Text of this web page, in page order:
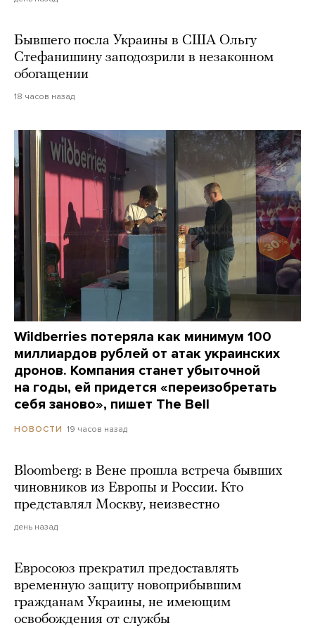
Бывшего посла Украины в США Ольгу
Стефанишину заподозрили в незаконном
обогащении
18 часов назад
Wildberries потеряла как минимум 100
миллиардов рублей от атак украинских
дронов. Компания станет убыточной
на годы, ей придется «переизобретать
себя заново», пишет The Bell
НОВОСТИ 19 часов назад
Bloomberg: в Вене прошла встреча бывших
чиновников из Европы и России. Кто
представлял Москву, неизвестно
день назад
Евросоюз прекратил предоставлять
временную защиту новоприбывшим
гражданам Украины, не имеющим
освобождения от службы